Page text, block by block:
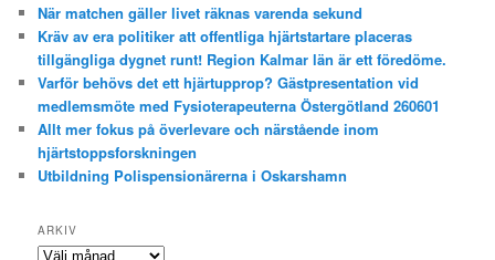
När matchen gäller livet räknas varenda sekund
Kräv av era politiker att offentliga hjärtstartare placeras
tillgängliga dygnet runt! Region Kalmar län är ett föredöme.
Varför behövs det ett hjärtupprop? Gästpresentation vid
medlemsmöte med Fysioterapeuterna Östergötland 260601
Allt mer fokus på överlevare och närstående inom
hjärtstoppsforskningen
Utbildning Polispensionärerna i Oskarshamn
ARKIV
Arkiv